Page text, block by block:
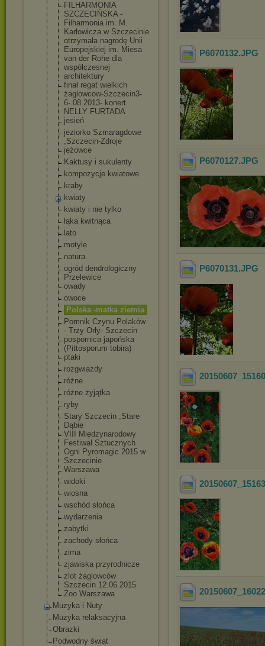
FILHARMONIA
SZCZECIŃSKA -
Filharmonia im. M.
Karłowicza w Szczecinie
otrzymała nagrodę Unii
Europejskiej im. Miesa
van der Rohe dla
współczesnej
architektury
finał regat wielkich
żaglowcow-Szczecin3-
6-.08.2013- konert
NELLY FURTADA
jesień
jeziorko Szmaragdowe
,Szczecin-Zdroje
jeżowce
Kaktusy i sukulenty
kompozycje kwiatowe
kraby
kwiaty
kwiaty i nie tylko
łąka kwitnąca
lato
motyle
natura
ogród dendrologiczny
Przelewice
owady
owoce
Polska -matka ziemia
Pomnik Czynu Polaków
- Trzy Orły- Szczecin
pospornica japońska
(Pittosporum tobira)
ptaki
rozgwiazdy
różne
różne żyjątka
ryby
Stary Szczecin ,Stare
Dąbie
VIII Międzynarodowy
Festiwal Sztucznych
Ogni Pyromagic 2015 w
Szczecinie
Warszawa
widoki
wiosna
wschód słońca
wydarzenia
zabytki
zachody słońca
zima
zjawiska przyrodnicze
zlot żaglowców
Szczecin 12.06.2015
Zoo Warszawa
Muzyka i Nuty
Muzyka relaksacyjna
Obrazki
Podwodny świat
P6070132.JPG
P6070127.JPG
P6070131.JPG